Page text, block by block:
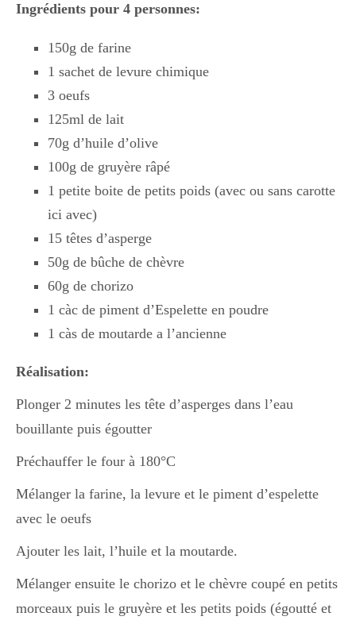
Recettes Végétariennes
Resto
cupcake
Halloween
Japon
Ingrédients pour 4 personnes:
150g de farine
1 sachet de levure chimique
3 oeufs
125ml de lait
70g d’huile d’olive
100g de gruyère râpé
1 petite boite de petits poids (avec ou sans carotte
ici avec)
15 têtes d’asperge
50g de bûche de chèvre
60g de chorizo
1 càc de piment d’Espelette en poudre
1 càs de moutarde a l’ancienne
Réalisation:
Plonger 2 minutes les tête d’asperges dans l’eau
bouillante puis égoutter
Préchauffer le four à 180°C
Mélanger la farine, la levure et le piment d’espelette
avec le oeufs
Ajouter les lait, l’huile et la moutarde.
Mélanger ensuite le chorizo et le chèvre coupé en petits
morceaux puis le gruyère et les petits poids (égoutté et